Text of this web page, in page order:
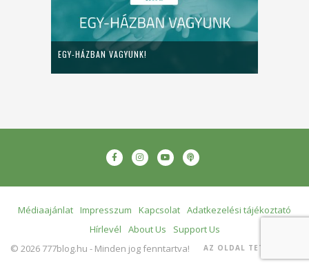
EGY-HÁZBAN VAGYUNK!
Médiaajánlat Impresszum Kapcsolat Adatkezelési tájékoztató
Hírlevél
About Us
Support Us
© 2026 777blog.hu - Minden jog fenntartva!
AZ OLDAL TETEJÉRE